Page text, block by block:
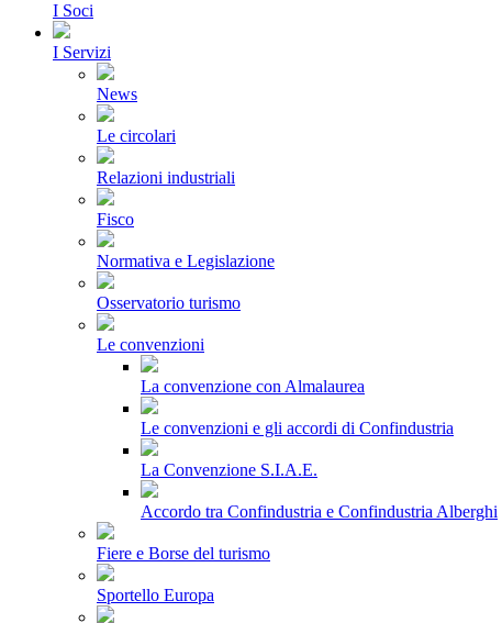
I Soci
I Servizi
News
Le circolari
Relazioni industriali
Fisco
Normativa e Legislazione
Osservatorio turismo
Le convenzioni
La convenzione con Almalaurea
Le convenzioni e gli accordi di Confindustria
La Convenzione S.I.A.E.
Accordo tra Confindustria e Confindustria Alberghi
Fiere e Borse del turismo
Sportello Europa